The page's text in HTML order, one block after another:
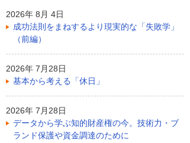
2026年 8月 4日
成功法則をまねするより現実的な「失敗学」
（前編）
2026年 7月28日
基本から考える「休日」
2026年 7月28日
データから学ぶ知的財産権の今。技術力・ブ
ランド保護や資金調達のために